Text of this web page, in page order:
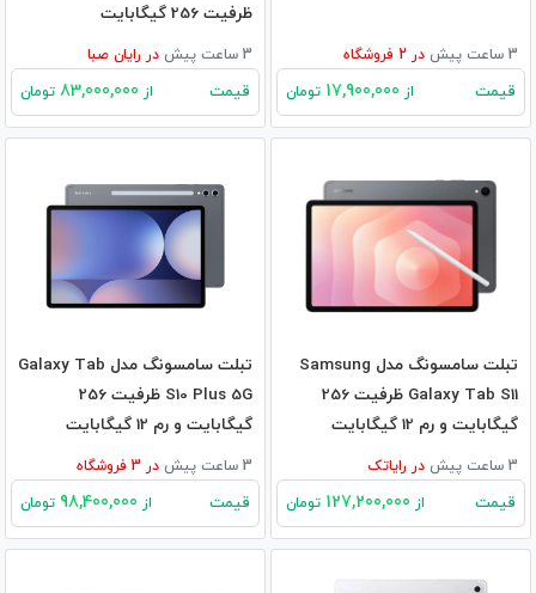
3 ساعت پیش در فروشگاه
قیمت از تومان
ظرفیت 256 گیگابایت
3 ساعت پیش در رایان صبا
قیمت از تومان
تبلت سامسونگ مدل Samsung
Galaxy Tab S11 ظرفیت 256
گیگابایت و رم 12 گیگابایت
3 ساعت پیش در رایاتک
قیمت از تومان
تبلت سامسونگ مدل Galaxy Tab
S10 Plus 5G ظرفیت 256
گیگابایت و رم 12 گیگابایت
3 ساعت پیش در فروشگاه
قیمت از تومان